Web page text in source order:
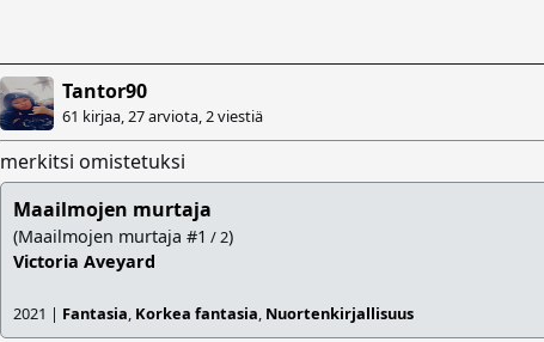
Tantor90
61 kirjaa, 27 arviota, 2 viestiä
merkitsi omistetuksi
Maailmojen murtaja
(Maailmojen murtaja #1 / 2)
Victoria Aveyard
2021 | Fantasia Korkea fantasia Nuortenkirjallisuus